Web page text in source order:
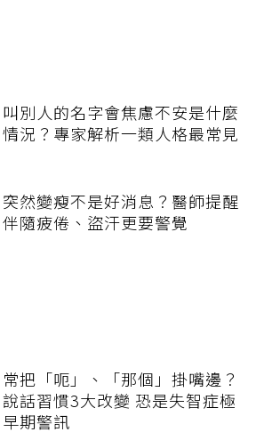
叫別人的名字會焦慮不安是什麼
情況？專家解析一類人格最常見
突然變瘦不是好消息？醫師提醒
伴隨疲倦、盜汗更要警覺
常把「呃」、「那個」掛嘴邊？
說話習慣3大改變 恐是失智症極
早期警訊